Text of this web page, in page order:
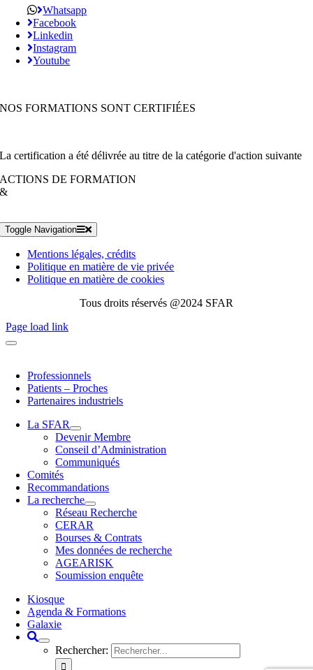
Whatsapp
Facebook
Linkedin
Instagram
Youtube
NOS FORMATIONS SONT CERTIFIÉES
La certification a été délivrée au titre de la catégorie d'action suivante
ACTIONS DE FORMATION
&
Toggle Navigation
Mentions légales, crédits
Politique en matière de vie privée
Politique en matière de cookies
Tous droits réservés @2024 SFAR
Page load link
Professionnels
Patients – Proches
Partenaires industriels
La SFAR
Devenir Membre
Conseil d’Administration
Communiqués
Comités
Recommandations
La recherche
Réseau Recherche
CERAR
Bourses & Contrats
Mes données de recherche
AGEARISK
Soumission enquête
Kiosque
Agenda & Formations
Galaxie
Rechercher: